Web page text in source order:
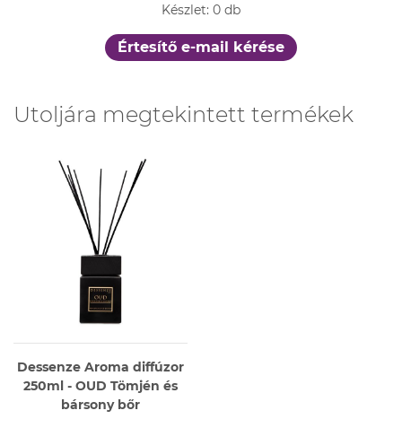
Készlet: 0 db
Értesítő e-mail kérése
Utoljára megtekintett termékek
Dessenze Aroma diffúzor
250ml - OUD Tömjén és
bársony bőr